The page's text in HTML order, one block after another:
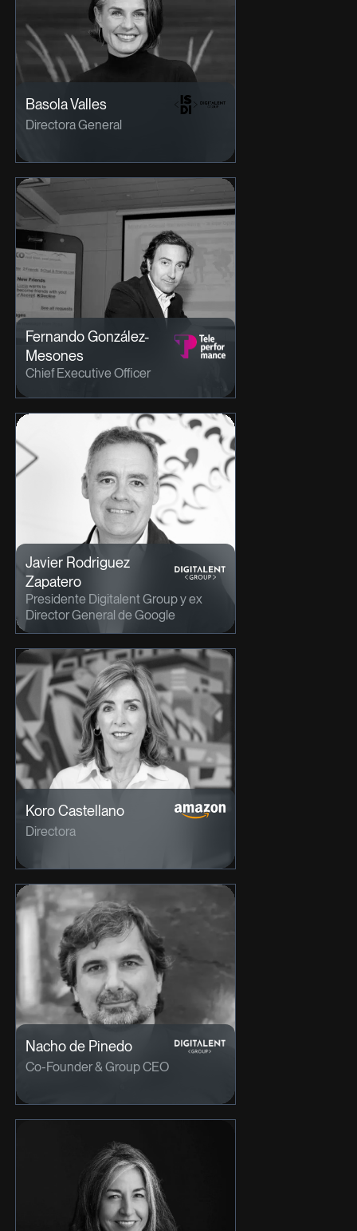
Basola Valles
Directora General
Fernando González-
Mesones
Chief Executive Officer
Javier Rodriguez
Zapatero
Presidente Digitalent Group y ex
Director General de Google
Koro Castellano
Directora
Nacho de Pinedo
Co-Founder & Group CEO